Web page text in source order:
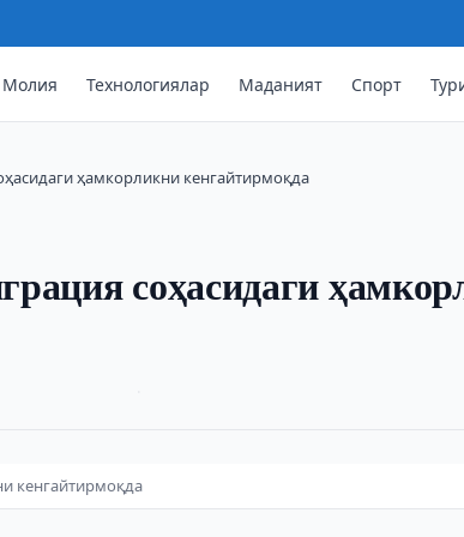
Молия Технологиялар Маданият Спорт
ҳамкорликни кенгайтирмоқда
соҳасидаги
кенгайтирмоқда